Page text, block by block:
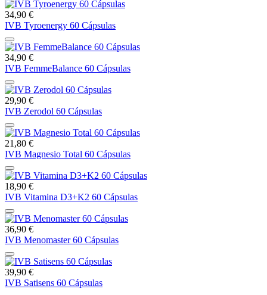
34,90 €
IVB Tyroenergy 60 Cápsulas
34,90 €
IVB FemmeBalance 60 Cápsulas
29,90 €
IVB Zerodol 60 Cápsulas
21,80 €
IVB Magnesio Total 60 Cápsulas
18,90 €
IVB Vitamina D3+K2 60 Cápsulas
36,90 €
IVB Menomaster 60 Cápsulas
39,90 €
IVB Satisens 60 Cápsulas